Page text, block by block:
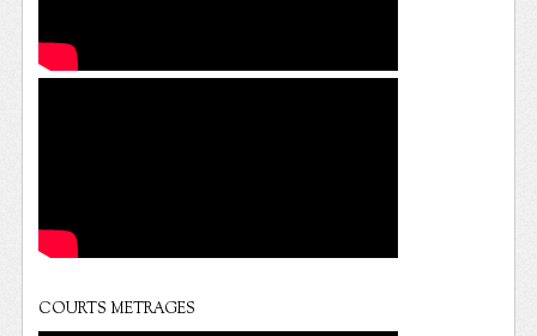
COURTS METRAGES